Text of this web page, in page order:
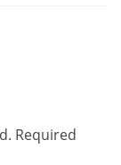
Required